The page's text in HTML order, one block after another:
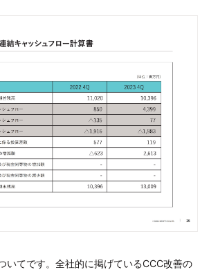
いてです。全社的に掲げているCCC改善の